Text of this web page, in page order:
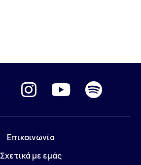
Επικοινωνία
Σχετικά με εμάς